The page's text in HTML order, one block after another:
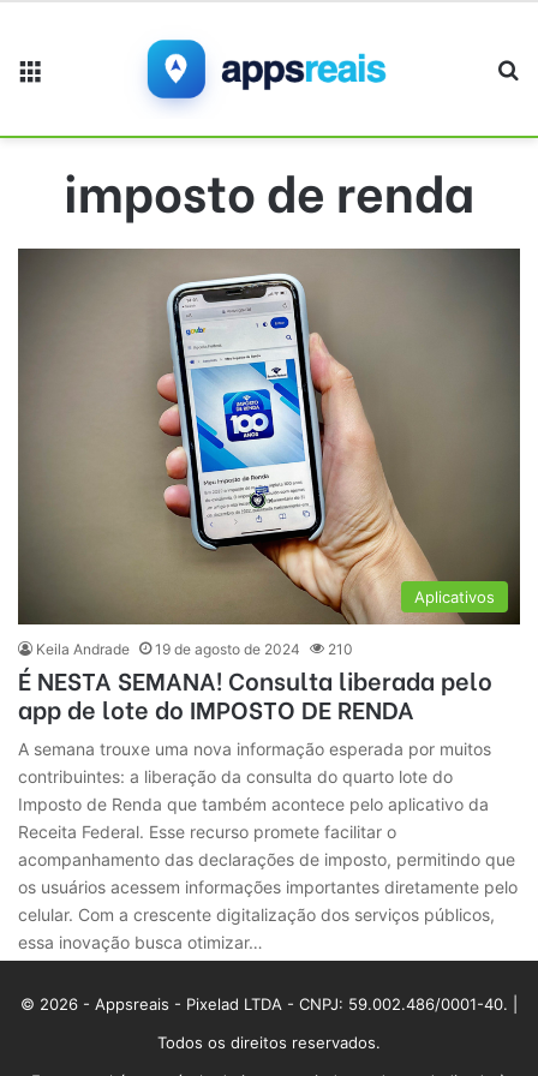
imposto de renda
Aplicativos
Keila Andrade 19 de agosto de 2024 210
É NESTA SEMANA! Consulta liberada pelo
app de lote do IMPOSTO DE RENDA
A semana trouxe uma nova informação esperada por muitos
contribuintes: a liberação da consulta do quarto lote do
Imposto de Renda que também acontece pelo aplicativo da
Receita Federal. Esse recurso promete facilitar o
acompanhamento das declarações de imposto, permitindo que
os usuários acessem informações importantes diretamente pelo
celular. Com a crescente digitalização dos serviços públicos,
essa inovação busca otimizar…
© 2026 - Appsreais - Pixelad LTDA - CNPJ: 59.002.486/0001-40. |
Todos os direitos reservados.